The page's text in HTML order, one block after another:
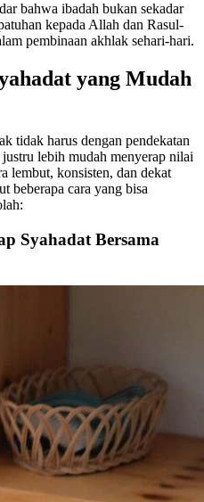
bahwa ibadah bukan sekadar
kepada Allah dan Rasul-
pembinaan akhlak sehari-hari.
yang Mudah
tidak harus dengan pendekatan
lebih mudah menyerap nilai
lembut, konsisten, dan dekat
beberapa cara yang bisa
Syahadat Bersama